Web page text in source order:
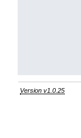
Version v1.0.25